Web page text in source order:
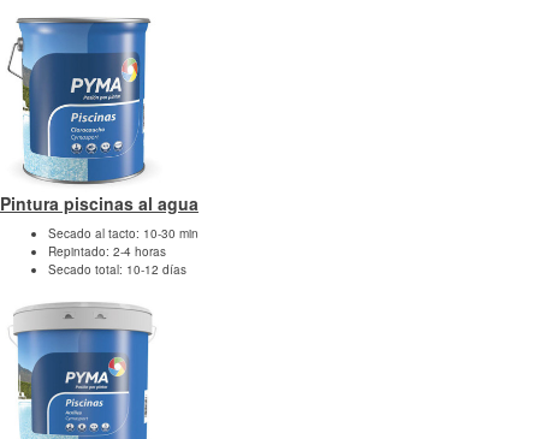
Pintura piscinas al agua
Secado al tacto: 10-30 min
Repintado: 2-4 horas
Secado total: 10-12 días